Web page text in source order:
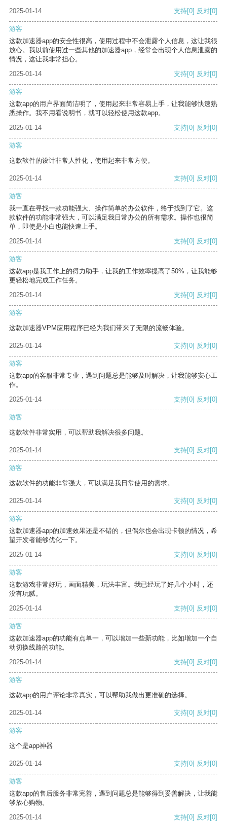
2025-01-14
支持[0] 反对[0]
游客
这款加速器app的安全性很高，使用过程中不会泄露个人信息，这让我很
放心。我以前使用过一些其他的加速器app，经常会出现个人信息泄露的
情况，这让我非常担心。
2025-01-14
支持[0] 反对[0]
游客
这款app的用户界面简洁明了，使用起来非常容易上手，让我能够快速熟
悉操作。我不用看说明书，就可以轻松使用这款app。
2025-01-14
支持[0] 反对[0]
游客
这款软件的设计非常人性化，使用起来非常方便。
2025-01-14 支持[0] 反对[0]
游客
我一直在寻找一款功能强大、操作简单的办公软件，终于找到了它。这
款软件的功能非常强大，可以满足我日常办公的所有需求。操作也很简
单，即使是小白也能快速上手。
2025-01-14
支持[0] 反对[0]
游客
这款app是我工作上的得力助手，让我的工作效率提高了50%，让我能够
更轻松地完成工作任务。
2025-01-14
支持[0] 反对[0]
游客
这款加速器VPM应用程序已经为我们带来了无限的流畅体验。
2025-01-14 支持[0] 反对[0]
游客
这款app的客服非常专业，遇到问题总是能够及时解决，让我能够安心工
作。
2025-01-14
支持[0] 反对[0]
游客
这款软件非常实用，可以帮助我解决很多问题。
2025-01-14 支持[0] 反对[0]
游客
这款软件的功能非常强大，可以满足我日常使用的需求。
2025-01-14 支持[0] 反对[0]
游客
这款加速器app的加速效果还是不错的，但偶尔也会出现卡顿的情况，希
望开发者能够优化一下。
2025-01-14
支持[0] 反对[0]
游客
这款游戏非常好玩，画面精美，玩法丰富。我已经玩了好几个小时，还
没有玩腻。
2025-01-14
支持[0] 反对[0]
游客
这款加速器app的功能有点单一，可以增加一些新功能，比如增加一个自
动切换线路的功能。
2025-01-14
支持[0] 反对[0]
游客
这款app的用户评论非常真实，可以帮助我做出更准确的选择。
2025-01-14 支持[0] 反对[0]
游客
这个是app神器
2025-01-14 支持[0] 反对[0]
游客
这款app的售后服务非常完善，遇到问题总是能够得到妥善解决，让我能
够放心购物。
2025-01-14
支持[0] 反对[0]